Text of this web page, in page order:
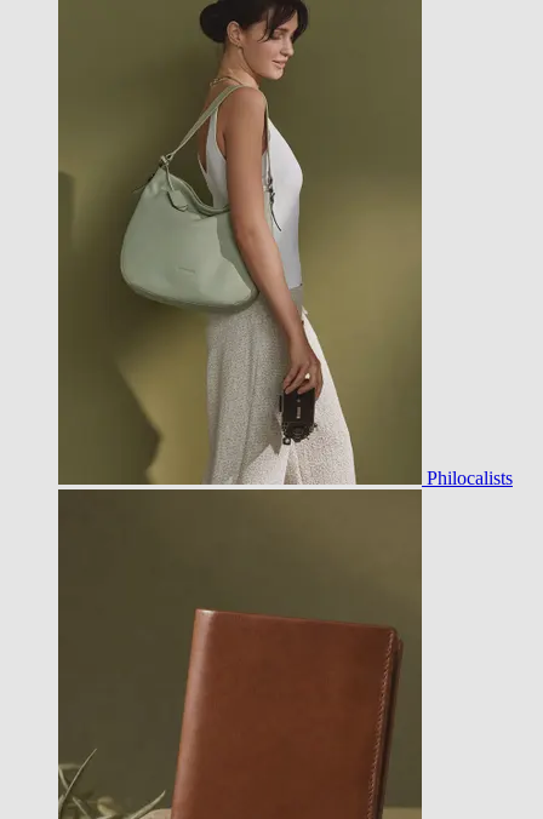
Philocalists